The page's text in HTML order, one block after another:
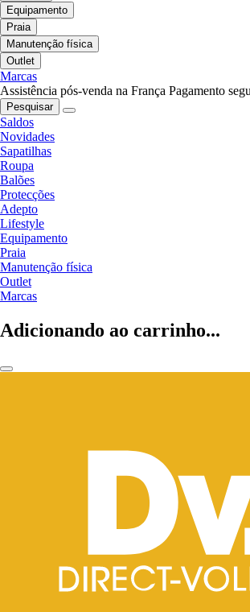
Equipamento
Praia
Manutenção física
Outlet
Marcas
Assistência pós-venda na França Pagamento
Pesquisar
Saldos
Novidades
Sapatilhas
Roupa
Balões
Protecções
Adepto
Lifestyle
Equipamento
Praia
Manutenção física
Outlet
Marcas
Adicionando ao carrinho...